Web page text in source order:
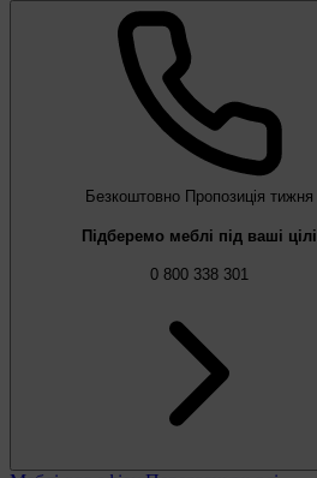
Безкоштовно Пропозиція тижня
Підберемо меблі під ваші цілі
0 800 338 301